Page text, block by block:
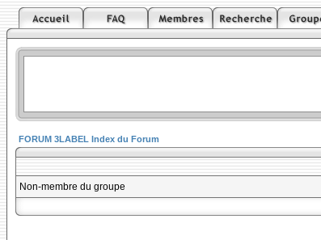
FORUM 3LABEL Index du Forum
Non-membre du groupe